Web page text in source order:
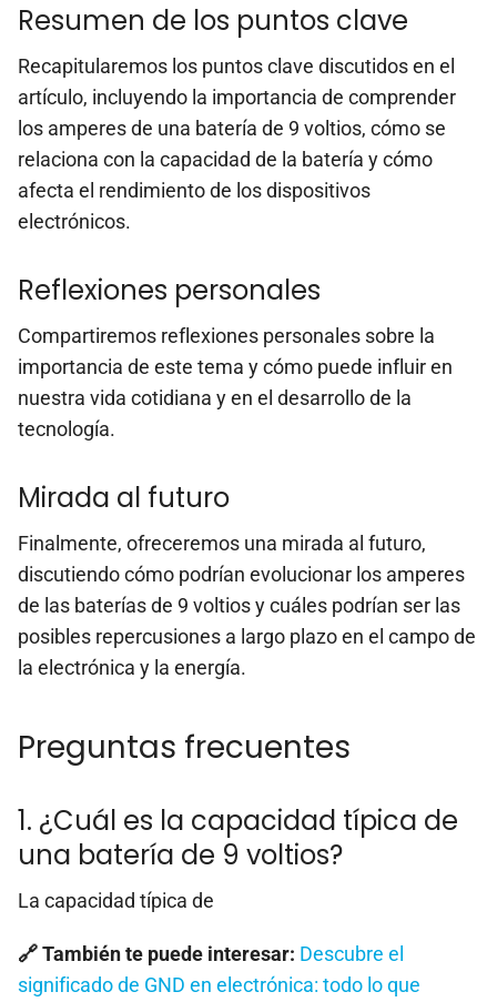
Resumen de los puntos clave
Recapitularemos los puntos clave discutidos en el
artículo, incluyendo la importancia de comprender
los amperes de una batería de 9 voltios, cómo se
relaciona con la capacidad de la batería y cómo
afecta el rendimiento de los dispositivos
electrónicos.
Reflexiones personales
Compartiremos reflexiones personales sobre la
importancia de este tema y cómo puede influir en
nuestra vida cotidiana y en el desarrollo de la
tecnología.
Mirada al futuro
Finalmente, ofreceremos una mirada al futuro,
discutiendo cómo podrían evolucionar los amperes
de las baterías de 9 voltios y cuáles podrían ser las
posibles repercusiones a largo plazo en el campo de
la electrónica y la energía.
Preguntas frecuentes
1. ¿Cuál es la capacidad típica de
una batería de 9 voltios?
La capacidad típica de
🔗 También te puede interesar: Descubre el
significado de GND en electrónica: todo lo que